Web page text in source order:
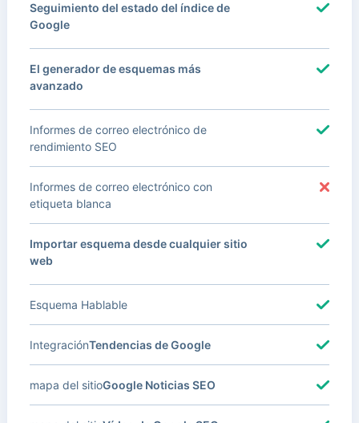
Seguimiento del estado del índice de
Google
El generador de esquemas más
avanzado
Informes de correo electrónico de
rendimiento SEO
Informes de correo electrónico con
etiqueta blanca
Importar esquema desde cualquier sitio
web
Esquema Hablable
Tendencias de Google
Integración
Google Noticias SEO
mapa del sitio